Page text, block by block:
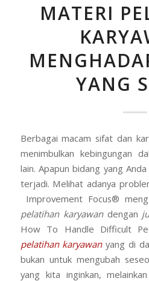
MATERI
YANG
Berbagai macam sifat dan
menimbulkan kebingungan
lain. Apapun bidang yang
terjadi. Melihat adanya
Improvement Focus®
pelatihan karyawandengan
How To Handle Difficult
pelatihan karyawanyang di
bukan untuk mengubah
yang kita inginkan,